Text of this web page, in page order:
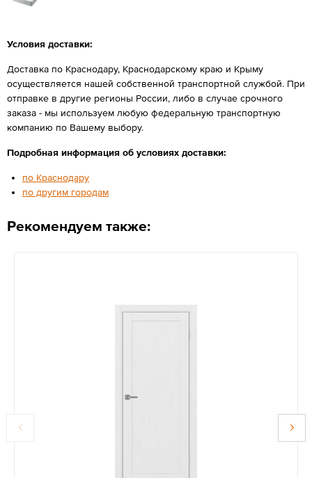
Условия доставки:
Доставка по Краснодару, Краснодарскому краю и Крыму
осуществляется нашей собственной транспортной службой. При
отправке в другие регионы России, либо в случае срочного
заказа - мы используем любую федеральную транспортную
компанию по Вашему выбору.
Подробная информация об условиях доставки:
по Краснодару
по другим городам
Рекомендуем также: